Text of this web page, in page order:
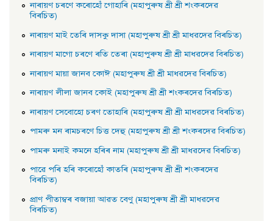
নাৰায়ণ চৰণে কৰোহোঁ গােহাৰি (মহাপুৰুষ শ্ৰী শ্ৰী শংকৰদেৱ
বিৰচিত)
নাৰায়ণ মাই তেৰি দাসকু দাসা (মহাপুৰুষ শ্ৰী শ্ৰী মাধৱদেৱ বিৰচিত)
নাৰায়ণ মাগো চৰণে ৰতি তেৰা (মহাপুৰুষ শ্ৰী শ্ৰী মাধৱদেৱ বিৰচিত)
নাৰায়ণ মায়া জানব কোঈ (মহাপুৰুষ শ্ৰী শ্ৰী মাধৱদেৱ বিৰচিত)
নাৰায়ণ লীলা জানব কোই (মহাপুৰুষ শ্ৰী শ্ৰী শংকৰদেৱ বিৰচিত)
নাৰায়ণ সেবােহাে চৰণ তােহাৰি (মহাপুৰুষ শ্ৰী শ্ৰী মাধৱদেৱ বিৰচিত)
পামৰু মন ৰামচৰণে চিত্ত দেহু (মহাপুৰুষ শ্ৰী শ্ৰী শংকৰদেৱ বিৰচিত)
পামৰু মনাই কমনে হৰিৰ নাম (মহাপুৰুষ শ্ৰী শ্ৰী মাধৱদেৱ বিৰচিত)
পাৱে পৰি হৰি কৰোহোঁ কাতৰি (মহাপুৰুষ শ্ৰী শ্ৰী শংকৰদেৱ
বিৰচিত)
প্রাণ পীতাম্বৰ বজায়া আৱত বেণু (মহাপুৰুষ শ্ৰী শ্ৰী মাধৱদেৱ
বিৰচিত)